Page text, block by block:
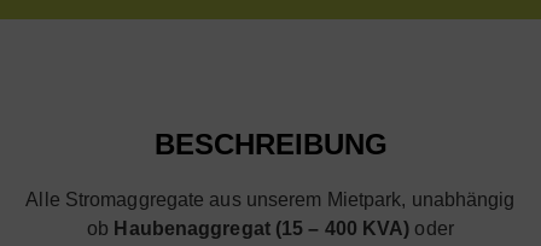
BESCHREIBUNG
Alle Stromaggregate aus unserem Mietpark, unabhängig
ob Haubenaggregat (15 – 400 KVA) oder